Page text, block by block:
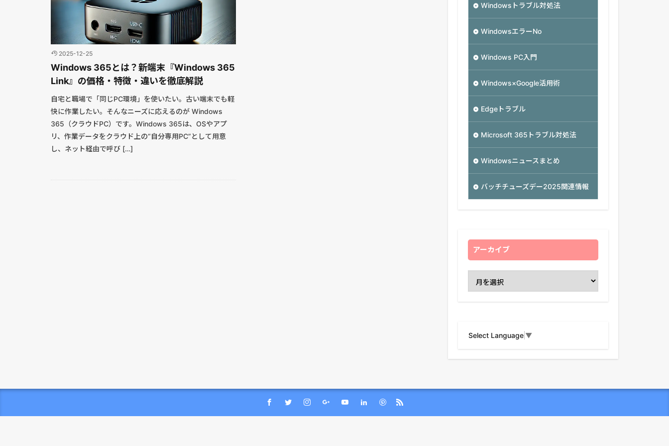
2025-12-25
Windows 365とは？新端末『Windows 365
Link』の価格・特徴・違いを徹底解説
自宅と職場で「同じPC環境」を使いたい。古い端末でも軽
快に作業したい。そんなニーズに応えるのが Windows
365（クラウドPC）です。Windows 365は、OSやアプ
リ、作業データをクラウド上の“自分専用PC”として用意
し、ネット経由で呼び […]
Windowsトラブル対処法
WindowsエラーNo
Windows PC入門
Windows×Google活用術
Edgeトラブル
Microsoft 365トラブル対処法
Windowsニュースまとめ
バッチチューズデー2025関連情報
アーカイブ
Select Language ▼